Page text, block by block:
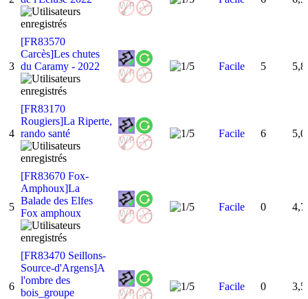
3
[FR83570
Carcès]Les chutes
du Caramy - 2022
Facile 5
4
[FR83170
Rougiers]La Riperte,
rando santé
Facile 6
5
[FR83670 Fox-
Amphoux]La
Balade des Elfes
Fox amphoux
Facile 0
6
[FR83470 Seillons-
Source-d'Argens]A
l'ombre des
bois_groupe
Facile 0